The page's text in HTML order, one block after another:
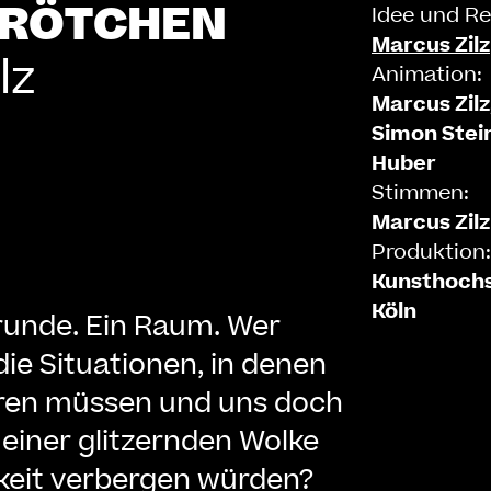
Ein Raum. Wer
Situationen, in denen
müssen und uns doch
glitzernden Wolke
verbergen würden?
Idee und
Marcus Zilz
Animation:
Marcus
Simon
Huber
Stimmen:
Marcus Zilz
Produktion:
Köln
Zentrale Ausleihe
KHM Verlag
edition KHM
LECTURE Reihe
off topic
Empfehlungen
ÜBER UNS
Personen
Organisation
Das KHM Logo
Gleichstellung
Nützliche Hilfen / Kontakte
Förderpreis für FLINTA*
Studium mit Kind
Antidiskriminierung